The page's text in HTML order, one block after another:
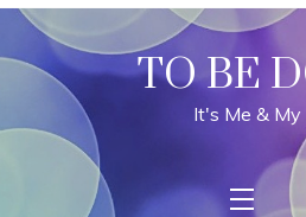
Skip
content
TO BE
It's Me & My